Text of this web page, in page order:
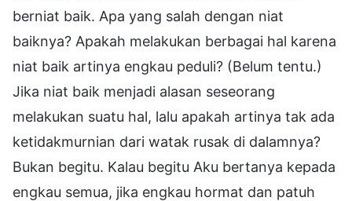
berniat baik. Apa yang salah dengan niat
baiknya? Apakah melakukan berbagai hal karena
niat baik artinya engkau peduli? (Belum tentu.)
Jika niat baik menjadi alasan seseorang
melakukan suatu hal, lalu apakah artinya tak ada
ketidakmurnian dari watak rusak di dalamnya?
Bukan begitu. Kalau begitu Aku bertanya kepada
engkau semua, jika engkau hormat dan patuh